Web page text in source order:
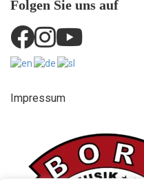
Folgen Sie uns auf
Impressum